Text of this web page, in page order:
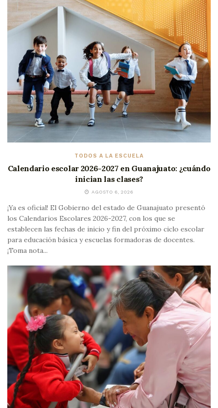
TODOS A LA ESCUELA
Calendario escolar 2026-2027 en Guanajuato: ¿cuándo
inician las clases?
AGOSTO 6, 2026
¡Ya es oficial! El Gobierno del estado de Guanajuato presentó
los Calendarios Escolares 2026-2027, con los que se
establecen las fechas de inicio y fin del próximo ciclo escolar
para educación básica y escuelas formadoras de docentes.
¡Toma nota...